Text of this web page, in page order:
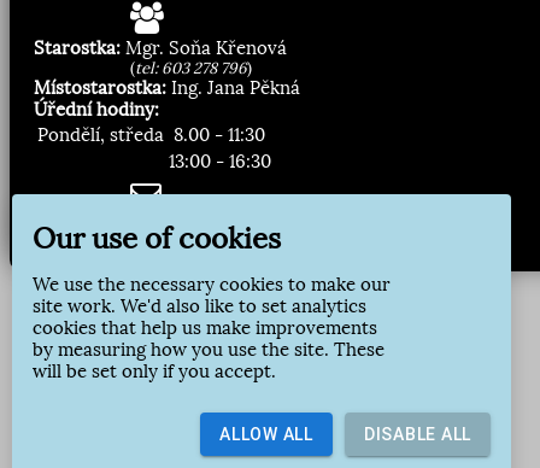
Starostka: Mgr. Soňa Křenová
(tel: 603 278 796)
Místostarostka: Ing. Jana Pěkná
Úřední hodiny:
Pondělí, středa 8.00 - 11:30
13:00 - 16:30
Zasílání novinek:
Přihlásit odběr
Our use of cookies
We use the necessary cookies to make our
site work. We'd also like to set analytics
cookies that help us make improvements
by measuring how you use the site. These
will be set only if you accept.
ALLOW ALL DISABLE ALL